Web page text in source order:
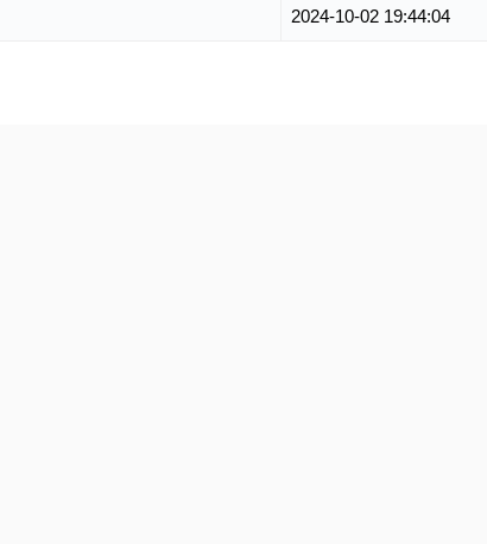
2024-10-02 19:44:04